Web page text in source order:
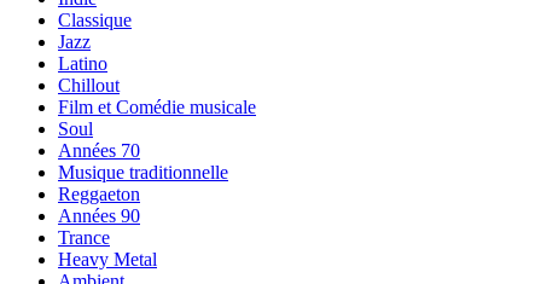
Classique
Jazz
Latino
Chillout
Film et Comédie musicale
Soul
Années 70
Musique traditionnelle
Reggaeton
Années 90
Trance
Heavy Metal